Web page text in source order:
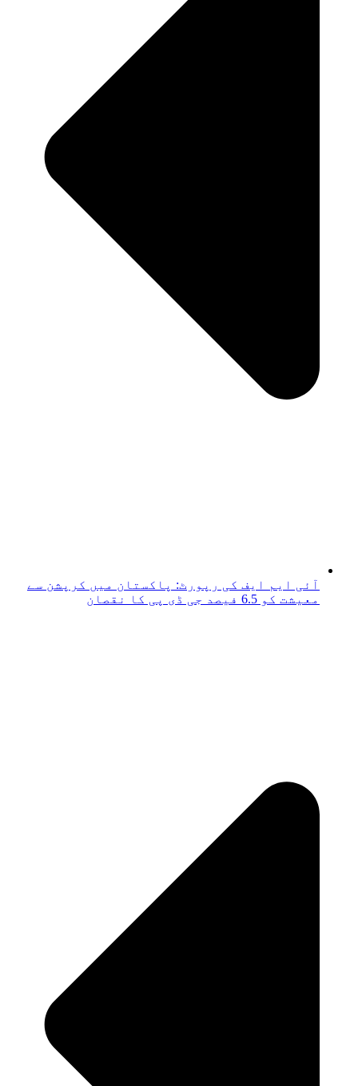
آئی ایم ایف کی رپورٹ: پاکستان میں کرپشن سے
معیشت کو 6.5 فیصد جی ڈی پی کا نقصان